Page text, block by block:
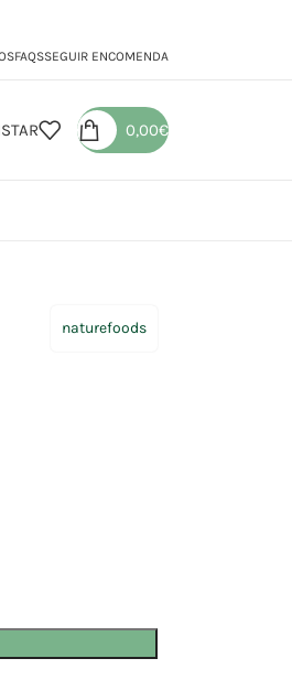
FAQSSEGUIR ENCOMENDA
0,00€
naturefoods